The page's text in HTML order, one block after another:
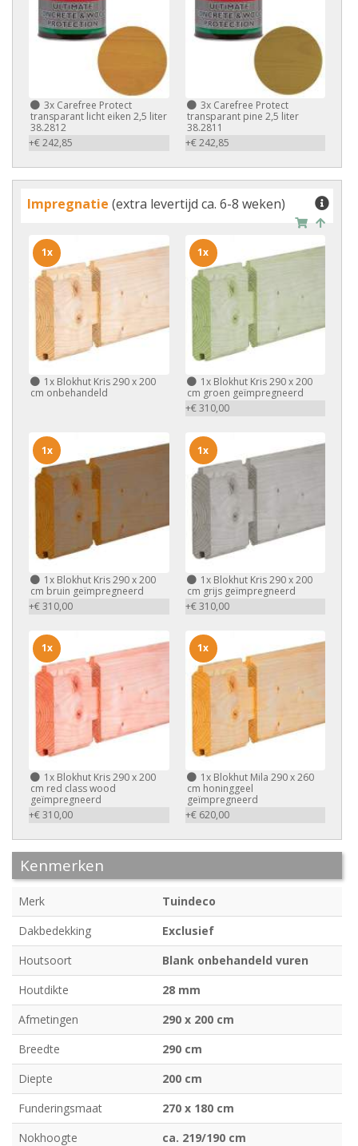
3x Carefree Protect
transparant licht eiken 2,5 liter
38.2812
+€ 242,85
3xCarefree Protect
transparant pine 2,5 liter
38.2811
+€ 242,85
Impregnatie (extra levertijd ca. 6-8 weken)
1x Blokhut Kris 290 x 200
cm onbehandeld
1x
1xBlokhut Kris 290 x 200
cm groen geïmpregneerd
+€ 310,00
1x
1x Blokhut Kris 290 x 200
cm bruin geïmpregneerd
+€ 310,00
1x
1xBlokhut Kris 290 x 200
cm grijs geïmpregneerd
+€ 310,00
1x
1x Blokhut Kris 290 x 200
cm red class wood
geïmpregneerd
+€ 310,00
1x
1xBlokhut Mila 290 x 260
cm honinggeel
geïmpregneerd
+€ 620,00
1x
Kenmerken
Merk
Tuindeco
Dakbedekking
Exclusief
Houtsoort
Blank onbehandeld vuren
Houtdikte
28 mm
Afmetingen
290 x 200 cm
Breedte
290 cm
Diepte
200 cm
Funderingsmaat
270 x 180 cm
Nokhoogte
ca. 219/190 cm